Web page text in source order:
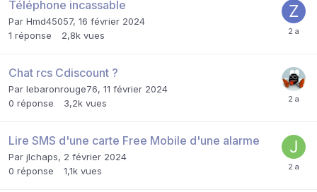
Téléphone incassable
Par Hmd45057, 16 février 2024
1 réponse 2,8k vues
Chat rcs Cdiscount ?
Par lebaronrouge76, 11 février 2024
0 réponse 3,2k vues
Lire SMS d'une carte Free Mobile d'une alarme
Par jlchaps, 2 février 2024
0 réponse 1,1k vues